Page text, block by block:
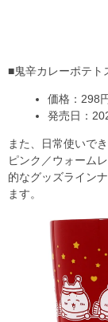
■鬼辛カレーポテト
価格：298
発売日：
また、日常使いで
ピンク／ウォーム
的なグッズライン
ます。